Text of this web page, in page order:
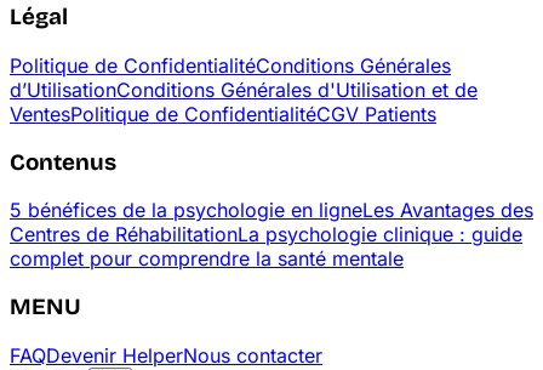
Légal
Politique de ConfidentialitéConditions Générales
d’UtilisationConditions Générales d'Utilisation et de
VentesPolitique de ConfidentialitéCGV Patients
Contenus
5 bénéfices de la psychologie en ligneLes Avantages des
Centres de RéhabilitationLa psychologie clinique : guide
complet pour comprendre la santé mentale
MENU
FAQDevenir HelperNous contacter